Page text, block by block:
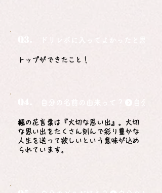
トップができたこと！
自分の名前の由来って？
楓の花言葉は『大切な思い出』。大切
な思い出をたくさん刻んで彩り豊かな
人生を送って欲しいという意味が込め
られています。